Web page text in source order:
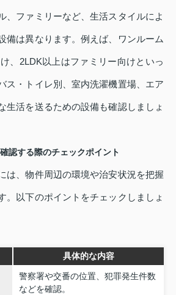
、ファミリーなど、生活スタイルによ
備は異なります。例えば、ワンルーム
、2LDK以上はファミリー向けといっ
ス・トイレ別、室内洗濯機置場、エア
生活を送るための設備も確認しましょ
認する際のチェックポイント
は、物件周辺の環境や治安状況を把握
。以下のポイントをチェックしましょ
具体的な内容
警察署や交番の位置、犯罪発生件数
などを確認。